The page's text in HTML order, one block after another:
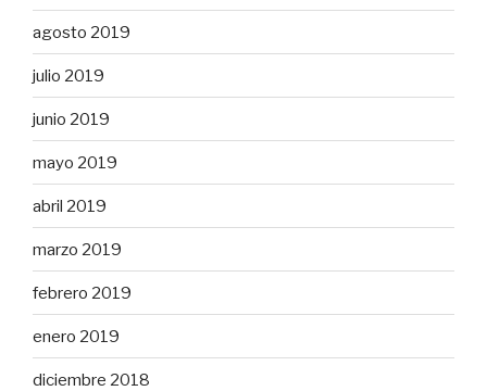
agosto 2019
julio 2019
junio 2019
mayo 2019
abril 2019
marzo 2019
febrero 2019
enero 2019
diciembre 2018